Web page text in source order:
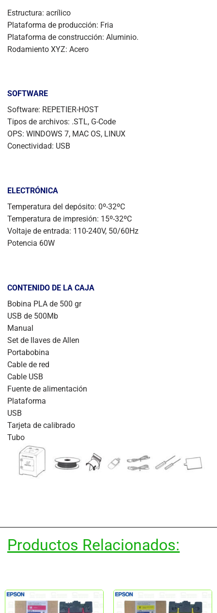
Estructura: acrílico
Plataforma de producción: Fria
Plataforma de construcción: Aluminio.
Rodamiento XYZ: Acero
SOFTWARE
Software: REPETIER-HOST
Tipos de archivos: .STL, G-Code
OPS: WINDOWS 7, MAC OS, LINUX
Conectividad: USB
ELECTRÓNICA
Temperatura del depósito: 0º-32ºC
Temperatura de impresión: 15º-32ºC
Voltaje de entrada: 110-240V, 50/60Hz
Potencia 60W
CONTENIDO DE LA CAJA
Bobina PLA de 500 gr
USB de 500Mb
Manual
Set de llaves de Allen
Portabobina
Cable de red
Cable USB
Fuente de alimentación
Plataforma
USB
Tarjeta de calibrado
Tubo
Productos Relacionados: